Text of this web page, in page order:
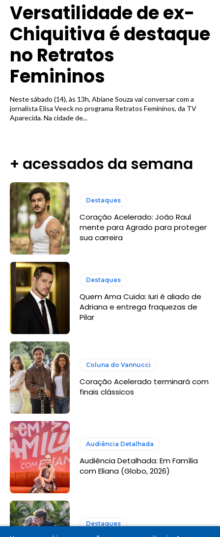
Versatilidade de ex-
Chiquitiva é destaque
no Retratos
Femininos
Neste sábado (14), às 13h, Abiane Souza vai conversar com a
jornalista Elisa Veeck no programa Retratos Femininos, da TV
Aparecida. Na cidade de...
+ acessados da semana
Destaques
Coração Acelerado: João Raul
mente para Agrado para proteger
sua carreira
Destaques
Quem Ama Cuida: Iuri é aliado de
Adriana e entrega fraquezas de
Pilar
Coluna do Vannucci
Coração Acelerado terminará com
finais clássicos
Audiência Detalhada
Audiência Detalhada: Em Família
com Eliana (Globo, 2026)
Destaques